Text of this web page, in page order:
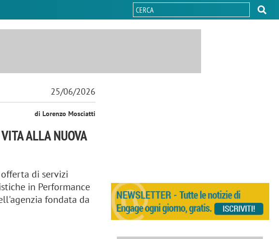
25/06/2026
di Lorenzo Mosciatti
ALLA NUOVA
di servizi
in Performance
fondata da